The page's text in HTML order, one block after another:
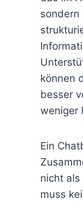
sondern
können
besser
weniger
Ein
nicht als
muss